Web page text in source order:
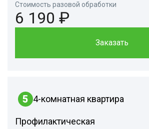
Стоимость разовой обработки
6 190 ₽
Заказать
5 4-комнатная квартира
Профилактическая